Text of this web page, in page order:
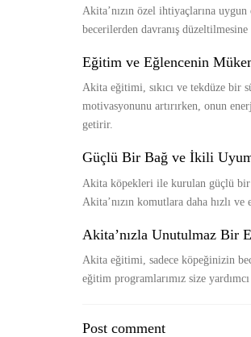
Akita’nızın özel ihtiyaçlarına
becerilerden davranış
Eğitim ve Eğlencenin
Akita eğitimi, sıkıcı ve tekdüze bir
motivasyonunu artırırken, onun
getirir.
Güçlü Bir Bağ ve İkili
Akita köpekleri ile kurulan güçlü bir
Akita’nızın komutlara daha hızlı
Akita’nızla Unutulmaz Bir
Akita eğitimi, sadece köpeğinizin
eğitim programlarımız size
Post comment